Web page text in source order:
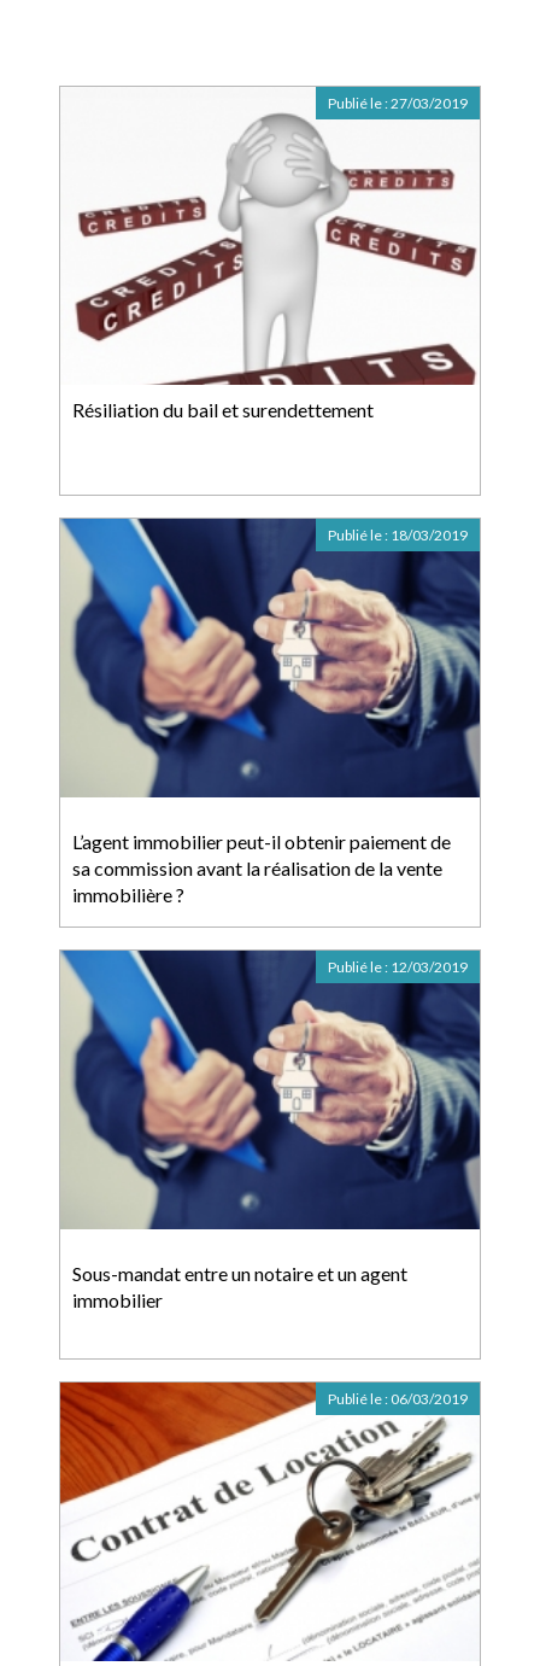
Résiliation du bail et surendettement
Publié le :27/03/2019
L’agent immobilier peut-il obtenir paiement de
sa commission avant la réalisation de la vente
immobilière ?
Publié le : 18/03/2019
Sous-mandat entre un notaire et un agent
immobilier
Publié le : 12/03/2019
Publié le : 06/03/2019